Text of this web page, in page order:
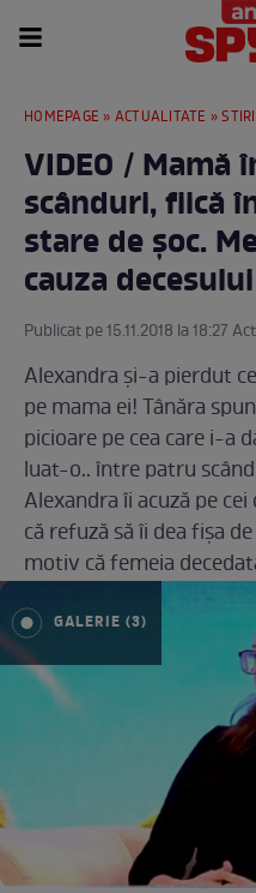
HOMEPAGE » ACTUALITATE »
VIDEO / Mamă
scânduri, fiică
stare de şoc.
cauza decesului
Publicat pe 15.11.2018 la 18:27
Alexandra şi-a pierdut
pe mama ei! Tânăra
picioare pe cea care i-a
luat-o.. între patru
Alexandra îi acuză pe
că refuză să îi dea fişa
motiv că femeia
GALERIE (3)